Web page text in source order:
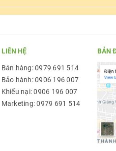
LIÊN HỆ
Bán hàng: 0979 691 514
Bảo hành: 0906 196 007
Khiếu nại: 0906 196 007
Marketing: 0979 691 514
BẢN